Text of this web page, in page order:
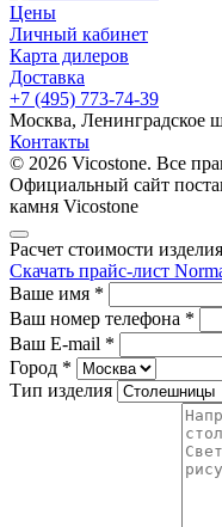
Цены
Личный кабинет
Карта дилеров
Доставка
+7 (495) 773-74-39
Москва, Ленинградское
Контакты
© 2026 Vicostone. Все
Официальный сайт
камня Vicostone
Расчет стоимости изделия
Скачать прайс-лист
Ваше имя *
Ваш номер телефона *
Ваш E-mail *
Город *
Тип изделия